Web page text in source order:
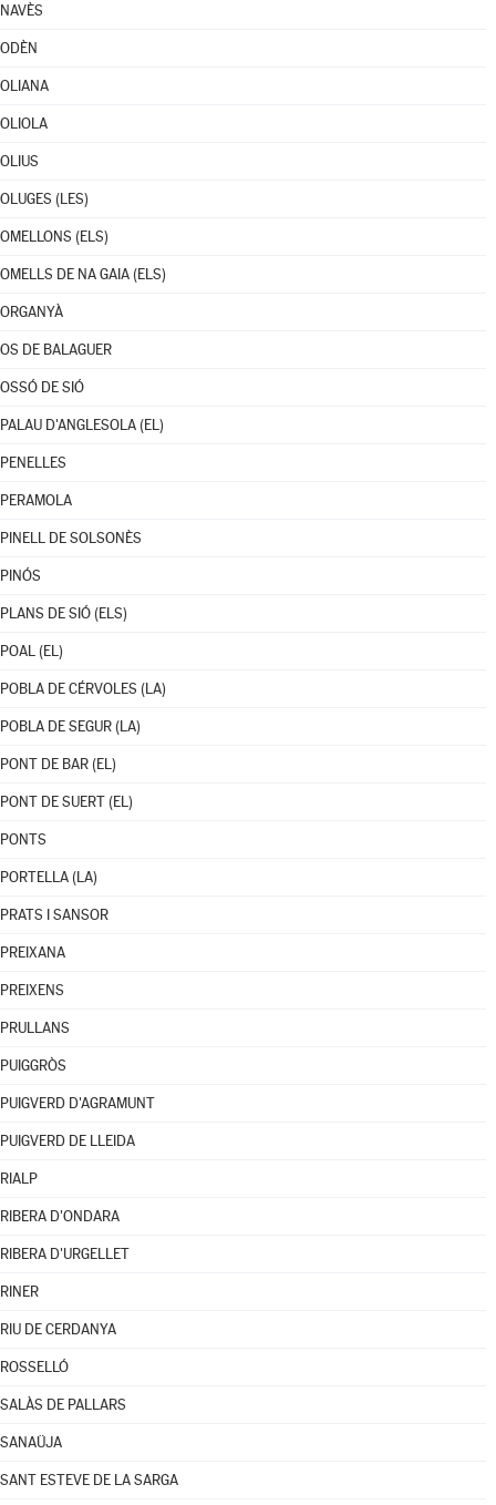
NAVÈS
ODÈN
OLIANA
OLIOLA
OLIUS
OLUGES (LES)
OMELLONS (ELS)
OMELLS DE NA GAIA (ELS)
ORGANYÀ
OS DE BALAGUER
OSSÓ DE SIÓ
PALAU D'ANGLESOLA (EL)
PENELLES
PERAMOLA
PINELL DE SOLSONÈS
PINÓS
PLANS DE SIÓ (ELS)
POAL (EL)
POBLA DE CÉRVOLES (LA)
POBLA DE SEGUR (LA)
PONT DE BAR (EL)
PONT DE SUERT (EL)
PONTS
PORTELLA (LA)
PRATS I SANSOR
PREIXANA
PREIXENS
PRULLANS
PUIGGRÒS
PUIGVERD D'AGRAMUNT
PUIGVERD DE LLEIDA
RIALP
RIBERA D'ONDARA
RIBERA D'URGELLET
RINER
RIU DE CERDANYA
ROSSELLÓ
SALÀS DE PALLARS
SANAÜJA
SANT ESTEVE DE LA SARGA